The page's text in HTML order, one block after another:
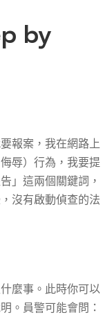
by
報案，我在網路上
辱）行為，我要提
」這兩個關鍵詞，
沒有啟動偵查的法
麼事。此時你可以
。員警可能會問：